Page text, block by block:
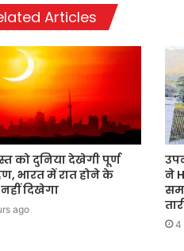
Articles
को दुनिया देखेगी पूर्ण
भारत में रात होने के
दिखेगा
ago
ने
4